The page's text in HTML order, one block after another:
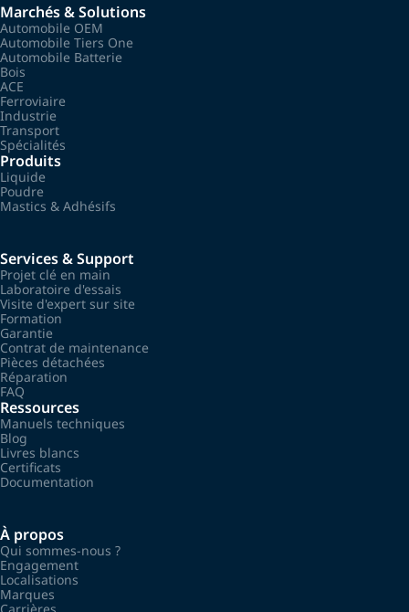
Marchés & Solutions
Automobile OEM
Automobile Tiers One
Automobile Batterie
Bois
ACE
Ferroviaire
Industrie
Transport
Spécialités
Produits
Liquide
Poudre
Mastics & Adhésifs
Services & Support
Projet clé en main
Laboratoire d'essais
Visite d'expert sur site
Formation
Garantie
Contrat de maintenance
Pièces détachées
Réparation
FAQ
Ressources
Manuels techniques
Blog
Livres blancs
Certificats
Documentation
À propos
Qui sommes-nous ?
Engagement
Localisations
Marques
Carrières